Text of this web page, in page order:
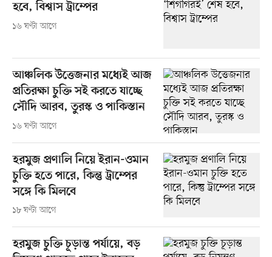
হবে, বিশ্বাস ট্রাম্পের
১৬ ঘণ্টা আগে
আঞ্চলিক উত্তেজনার মধ্যেই আজ
প্রতিরক্ষা চুক্তি সই করতে যাচ্ছে
সৌদি আরব, তুরস্ক ও পাকিস্তান
১৬ ঘণ্টা আগে
হরমুজ প্রণালি নিয়ে ইরান-ওমান
চুক্তি হতে পারে, কিন্তু ট্রাম্পের
সঙ্গে কি মিলবে
১৮ ঘণ্টা আগে
হরমুজ চুক্তি চূড়ান্ত পর্যায়ে, বড়